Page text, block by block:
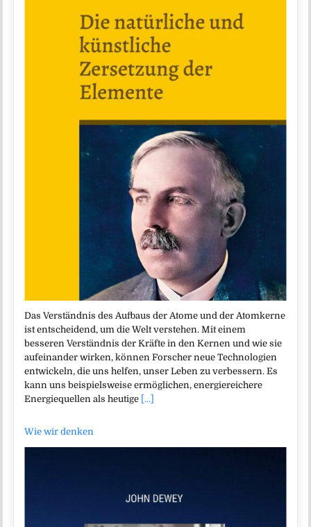
Das Verständnis des Aufbaus der Atome und der Atomkerne
ist entscheidend, um die Welt verstehen. Mit einem
besseren Verständnis der Kräfte in den Kernen und wie sie
aufeinander wirken, können Forscher neue Technologien
entwickeln, die uns helfen, unser Leben zu verbessern. Es
kann uns beispielsweise ermöglichen, energiereichere
Energiequellen als heutige [...]
Wie wir denken